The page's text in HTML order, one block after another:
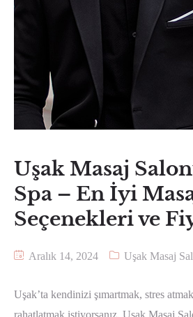
Uşak Masaj
Spa – En İyi
Seçenekleri ve
Aralık 14, 2024 Uşak Masaj
Uşak’ta kendinizi şımartmak, stres
rahatlatmak istiyorsanız, Uşak Masaj